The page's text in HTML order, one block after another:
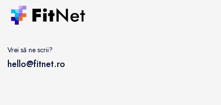
Vrei să ne scrii?
hello@fitnet.ro